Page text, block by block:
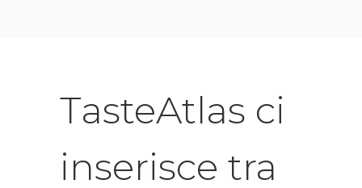
TasteAtlas ci
inserisce tra